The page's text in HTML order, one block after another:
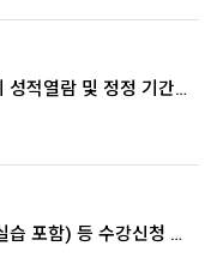
2026학년도 1학기 전문학사/학사학위 성적열람 및 정정 기간 안내
2026학년도 여름학기 현장실습(보육실습 포함) 등 수강신청 및 성적열람 안내